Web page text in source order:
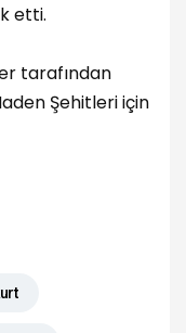
etti.
tarafından
Şehitleri için